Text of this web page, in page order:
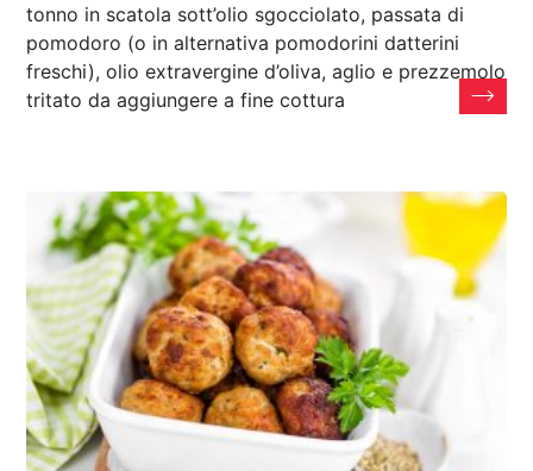
tonno in scatola sott’olio sgocciolato, passata di
pomodoro (o in alternativa pomodorini datterini
freschi), olio extravergine d’oliva, aglio e prezzemolo
tritato da aggiungere a fine cottura